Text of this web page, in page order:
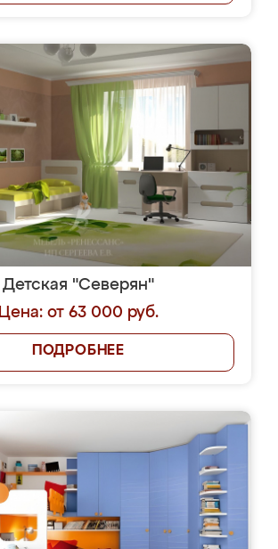
Детская "Северян"
Цена: от 63 000 руб.
ПОДРОБНЕЕ